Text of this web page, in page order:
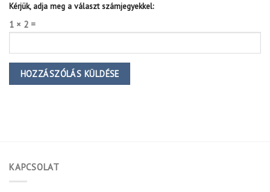
Kérjük, adja meg a választ számjegyekkel:
1 × 2 =
KAPCSOLAT